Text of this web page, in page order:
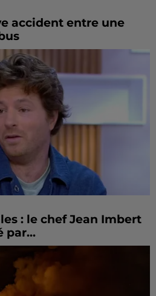
accident entre une
: le chef Jean Imbert
par...